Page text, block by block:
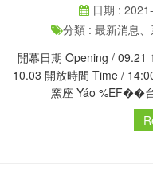
日期 :
分類 : 最新消息、
開幕日期 Opening / 09.21
10.03 開放時間 Time /
窯座 Yáo %EF��